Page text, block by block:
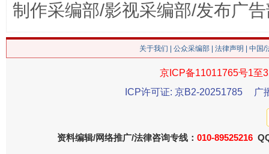
今
制作采编部/影视采编部/发布广
关于我们 公众采编部 法律声明 | 中国
京ICP备11011765号1至
ICP许可证: 京B2-20251785
广
资料编辑/网络推广/法律咨询专线： 010-89525216